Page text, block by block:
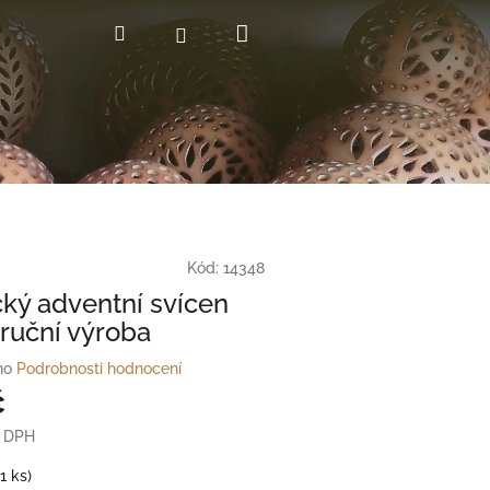
HledatPřihlášení
košík
Kód: 14348
adventní svícen
výroba
Podrobnosti hodnocení
ks)